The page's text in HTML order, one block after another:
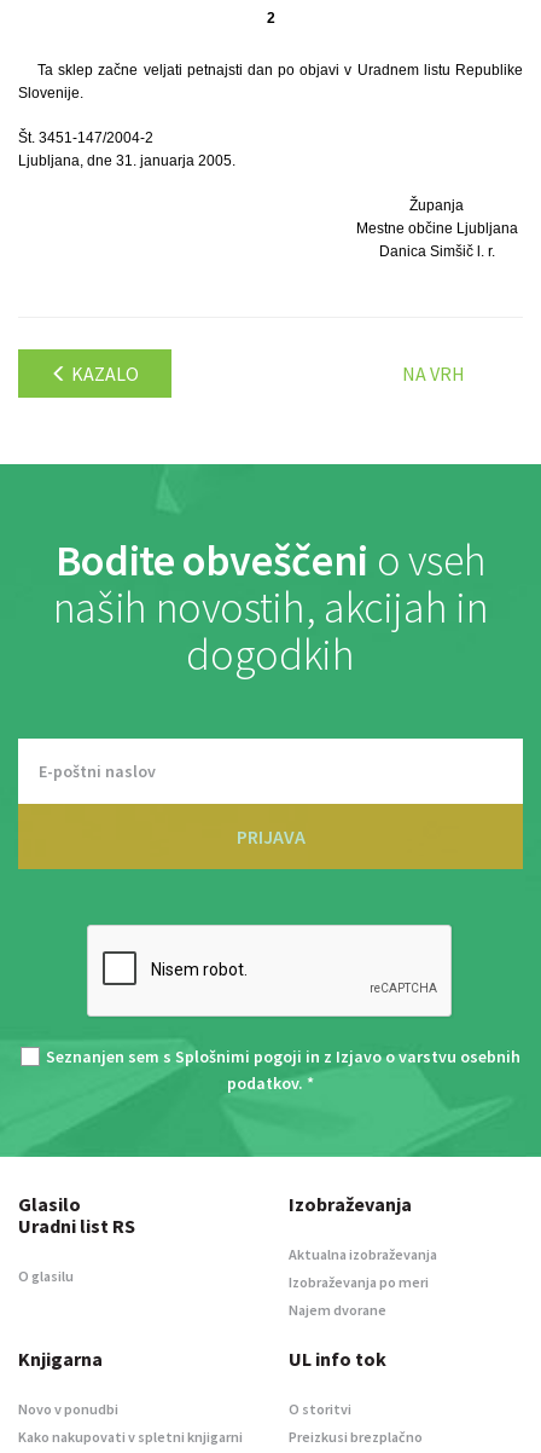
2
Ta sklep začne veljati petnajsti dan po objavi v Uradnem listu Republike
Slovenije.
Št. 3451-147/2004-2
Ljubljana, dne 31. januarja 2005.
Županja
Mestne občine Ljubljana
Danica Simšič l. r.
KAZALO NA VRH
Bodite obveščeni o vseh
naših novostih, akcijah in
dogodkih
PRIJAVA
Seznanjen sem s Splošnimi pogoji in z Izjavo o varstvu osebnih
podatkov. *
Glasilo
Uradni list RS
O glasilu
Izobraževanja
Aktualna izobraževanja
Izobraževanja po meri
Najem dvorane
Knjigarna
Novo v ponudbi
Kako nakupovati v spletni knjigarni
UL info tok
O storitvi
Preizkusi brezplačno